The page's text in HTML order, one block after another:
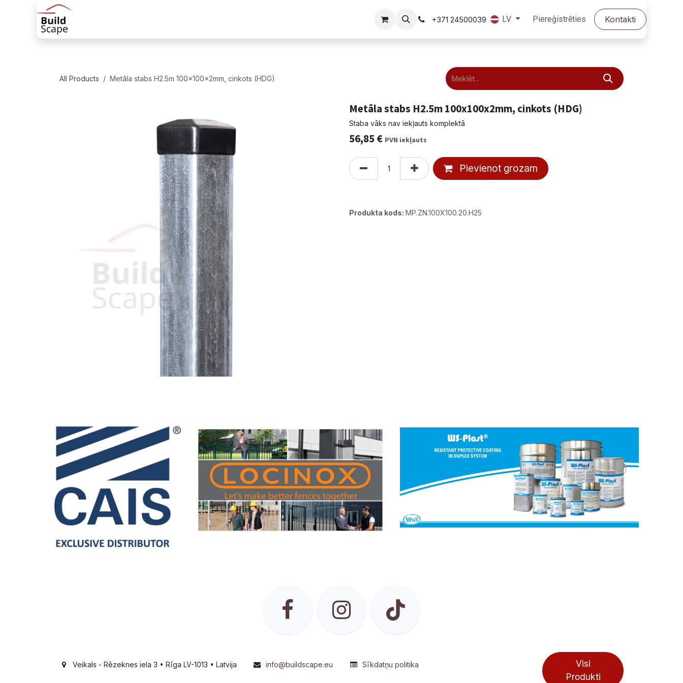
Skip to Content
+371 24500039 LV Piereģistrēties Kontakti
All Products Metāla stabs H2.5m 100x100x2mm, cinkots (HDG)
Metāla stabs H2.5m 100x100x2mm, cinkots (HDG)
Staba vāks nav iekļauts komplektā
56,85€ PVN iekļauts
Pievienot grozam
Produkta kods: MP.ZN.100X100.20.H25
Veikals - Rēzeknes iela 3 • Rīga LV-1013 • Latvija info@buildscape.eu Sīkdatņu politika
Visi
Produkti